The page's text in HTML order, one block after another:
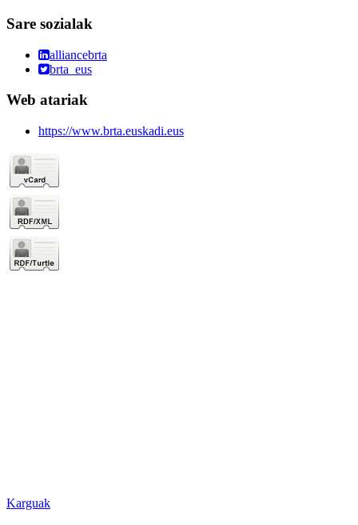
Sare sozialak
alliancebrta
brta_eus
Web atariak
https://www.brta.euskadi.eus
Karguak